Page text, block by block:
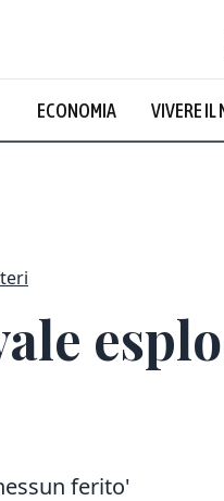
ECONOMIA VIVERE IL
ferito'